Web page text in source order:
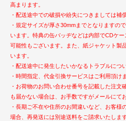
高まります。
・配送途中での破損や紛失につきましては補
・規定サイズが厚さ30mmまでとなりますの
います。特典の缶バッヂなどは内部でCDケ
可能性もございます。また、紙ジャケット製
います。
・配送途中に発生したいかなるトラブルにつ
・時間指定、代金引換サービスはご利用頂け
・お荷物のお問い合わせ番号を記載した注文
も届かない場合は、お手数ですがメールにて
・長期ご不在や住所のお間違いなど、お客様
場合、再発送には別途送料をご請求いたします